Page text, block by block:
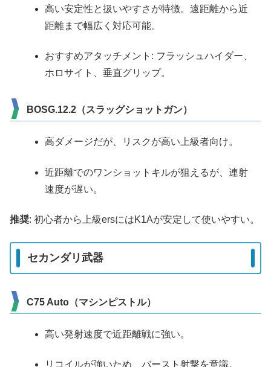
高い安定性と扱いやすさが特徴。遠距離から近
距離まで幅広く対応可能。
おすすめアタッチメント: フラッシュハイダー、
ホロサイト、垂直グリップ。
BOSG.12.2（スラッグショットガン）
高ダメージだが、リスクが高い上級者向け。
近距離でのワンショットキルが狙えるが、連射
速度が遅い。
推奨: 初心者から上級ersにはK1Aが安定して使いやすい。
セカンダリ武器
C75 Auto（マシンピストル）
高い発射速度で近距離戦に強い。
リコイルが強いため、バースト射撃を意識。